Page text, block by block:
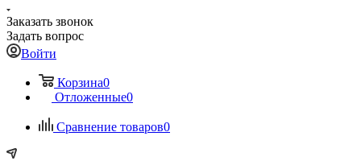
Заказать звонок
Задать вопрос
Войти
Корзина0
Отложенные0
Сравнение товаров0